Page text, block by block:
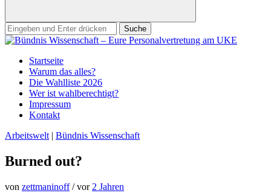
Suchen
nach:
Startseite
Warum das alles?
Die Wahlliste 2026
Wer ist wahlberechtigt?
Impressum
Kontakt
Arbeitswelt | Bündnis Wissenschaft
Burned out?
von zettmaninoff/ vor 2 Jahren